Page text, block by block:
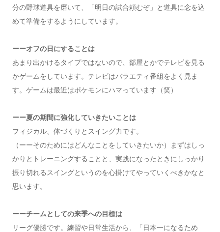
分の野球道具を磨いて、「明日の試合頼むぞ」と道具に念を込
めて準備をするようにしています。
ーーオフの日にすることは
あまり出かけるタイプではないので、部屋とかでテレビを見る
かゲームをしています。テレビはバラエティ番組をよく見ま
す。ゲームは最近はポケモンにハマっています（笑）
ーー夏の期間に強化していきたいことは
フィジカル、体づくりとスイング力です。
（ーーそのためにはどんなことをしていきたいか）まずはしっ
かりとトレーニングすることと、実践になったときにしっかり
振り切れるスイングというのを心掛けてやっていくべきかなと
思います。
ーーチームとしての来季への目標は
リーグ優勝です。練習や日常生活から、「日本一になるため